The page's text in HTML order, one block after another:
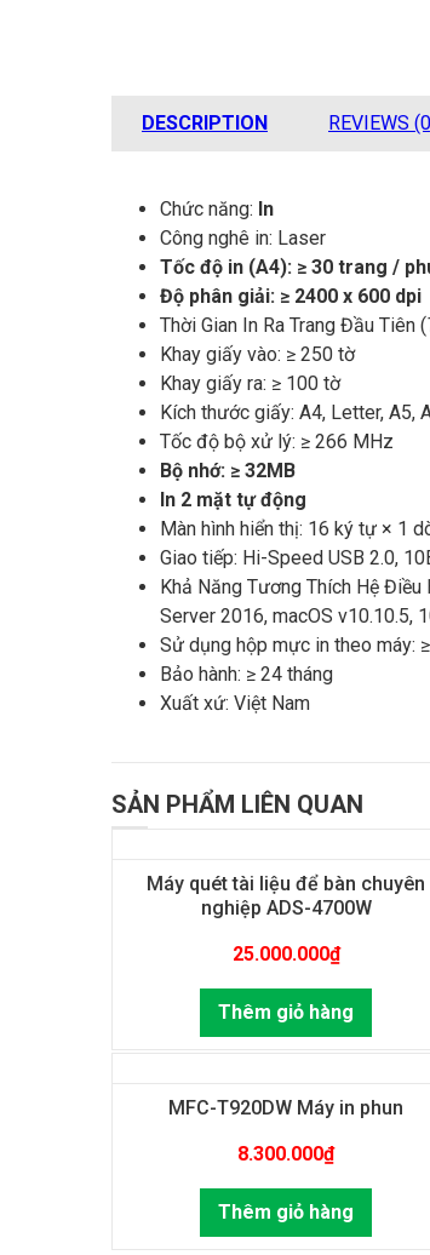
DESCRIPTION REVIEWS
Chức năng: In
Công nghê in: Laser
Tốc độ in (A4): ≥ 30 trang /
Độ phân giải: ≥ 2400 x 600 dpi
Thời Gian In Ra Trang Đầu Tiên (
Khay giấy vào: ≥ 250 tờ
Khay giấy ra: ≥ 100 tờ
Kích thước giấy: A4, Letter, A5,
Tốc độ bộ xử lý: ≥ 266 MHz
Bộ nhớ: ≥ 32MB
In 2 mặt tự động
Màn hình hiển thị: 16 ký tự × 1
Giao tiếp: Hi-Speed USB 2.0,
Khả Năng Tương Thích Hệ
Server 2016, macOS v10.10.5,
Sử dụng hộp mực in theo máy:
Bảo hành: ≥ 24 tháng
Xuất xứ: Việt Nam
SẢN PHẨM LIÊN QUAN
Máy quét tài liệu để bàn chuyên
nghiệp ADS-4700W
25.000.000₫
Thêm giỏ hàng
MFC-T920DW Máy in phun
8.300.000₫
Thêm giỏ hàng